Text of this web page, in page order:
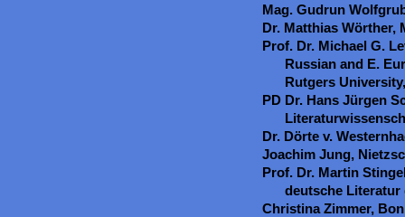
Mag. Gudrun
Dr. Matthias Wörther,
Prof. Dr. Michael G.
Russian and E.
Rutgers
PD Dr. Hans Jürgen
Dr. Dörte v.
Joachim Jung,
Prof. Dr. Martin
deutsche
Christina Zimmer,